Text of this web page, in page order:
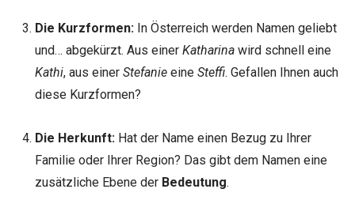
Die Kurzformen:In Österreich werden Namen geliebt
und… abgekürzt. Aus einer Katharinawird schnell eine
Kathi, aus einer Stefanieeine Steffi. Gefallen Ihnen auch
diese Kurzformen?
Die Herkunft:Hat der Name einen Bezug zu Ihrer
Familie oder Ihrer Region? Das gibt dem Namen eine
zusätzliche Ebene der Bedeutung.